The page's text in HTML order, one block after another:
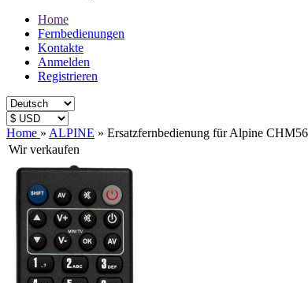
Home
Fernbedienungen
Kontakte
Anmelden
Registrieren
Home » ALPINE » Ersatzfernbedienung für Alpine
Wir verkaufen